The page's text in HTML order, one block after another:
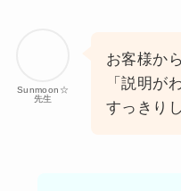
Sunmoon☆
先生
お客様か
「説明が
すっきり